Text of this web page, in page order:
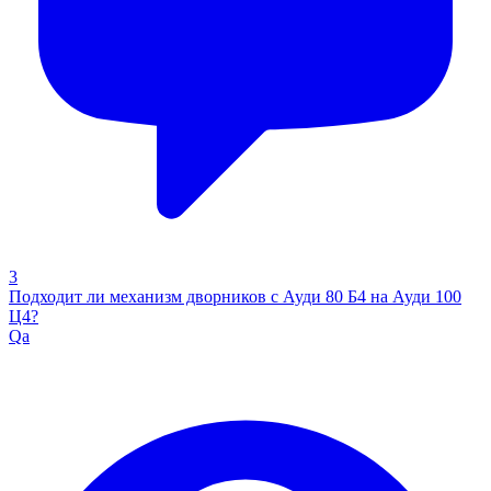
3
Подходит ли механизм дворников с Ауди 80 Б4 на Ауди 100
Ц4?
Qa